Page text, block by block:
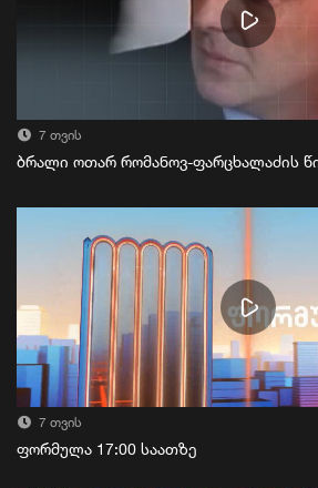
7 თვის
ბრალი ოთარ რომანოვ-ფარცხალაძის
7 თვის
ფორმულა 17:00 საათზე